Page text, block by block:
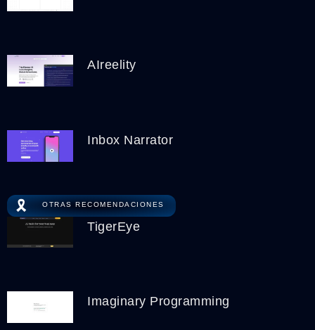
AIreelity
Inbox Narrator
🎗️ OTRAS RECOMENDACIONES
TigerEye
Imaginary Programming